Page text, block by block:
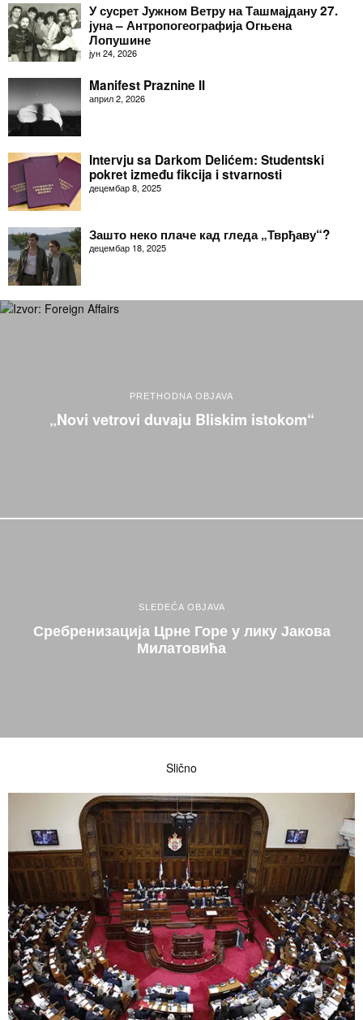
У сусрет Јужном Ветру на Ташмајдану 27.
јуна – Антропогеографија Огњена
Лопушине
јун 24, 2026
Manifest Praznine II
април 2, 2026
Intervju sa Darkom Delićem: Studentski
pokret između fikcija i stvarnosti
децембар 8, 2025
Зашто неко плаче кад гледа „Тврђаву“?
децембар 18, 2025
PRETHODNA OBJAVA
„Novi vetrovi duvaju Bliskim istokom“
SLEDEĆA OBJAVA
Сребренизација Црне Горе у лику Јакова
Милатовића
Slično